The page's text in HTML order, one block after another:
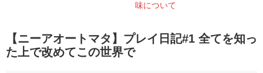
味について
【ニーアオートマタ】プレイ日記#1 全てを知っ
た上で改めてこの世界で